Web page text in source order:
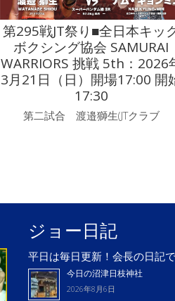
第295戦JT祭り■全日本キッ
ボクシング協会 SAMURAI
WARRIORS 挑戦 5th：2026
3月21日（日）開場17:00 開
17:30
第二試合 渡邉獅生(JTクラブ
ジョー日記
平日は毎日更新！会長の日記
今日の沼津日枝神社
2026年8月6日